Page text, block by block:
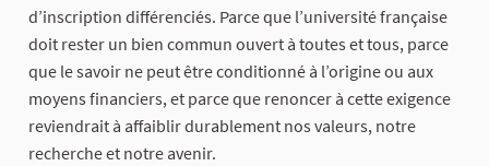
d’inscription différenciés. Parce que l’université française
doit rester un bien commun ouvert à toutes et tous, parce
que le savoir ne peut être conditionné à l’origine ou aux
moyens financiers, et parce que renoncer à cette exigence
reviendrait à affaiblir durablement nos valeurs, notre
recherche et notre avenir.